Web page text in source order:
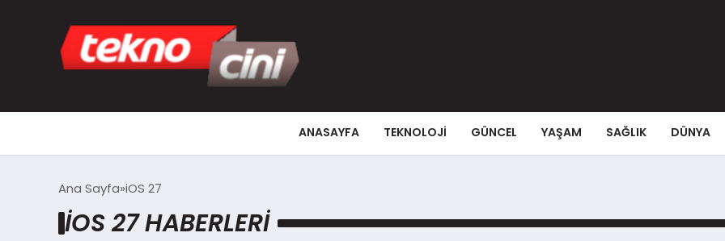
ANASAYFA TEKNOLOJI GÜNCEL YAŞAM SAĞLIK DÜNYA
Ana Sayfa iOS 27
IOS 27 HABERLERI